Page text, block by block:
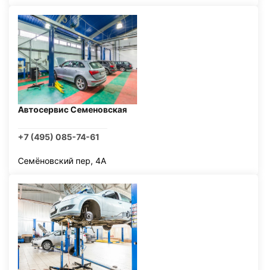
Автосервис Семеновская
+7 (495) 085-74-61
Семёновский пер, 4А